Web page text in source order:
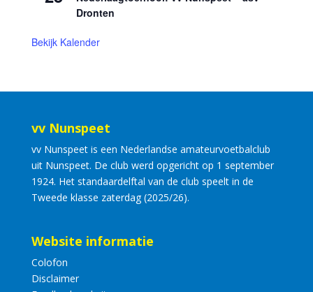
Dronten
Bekijk Kalender
vv Nunspeet
vv Nunspeet is een Nederlandse amateurvoetbalclub
uit Nunspeet. De club werd opgericht op 1 september
1924. Het standaardelftal van de club speelt in de
Tweede klasse zaterdag (2025/26).
Website informatie
Colofon
Disclaimer